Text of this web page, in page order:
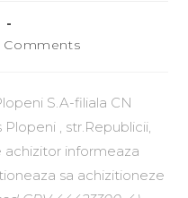
Comments
S.A-filiala CN
, str.Republicii,
achizitor informeaza
sa achizitioneze